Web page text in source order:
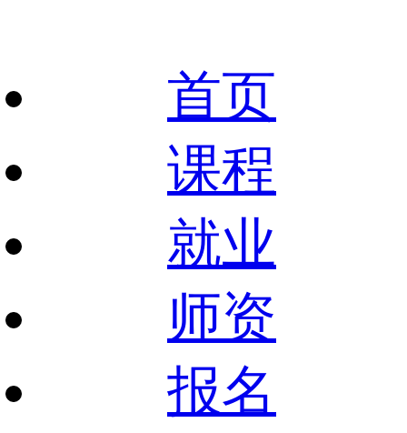
首页
课程
就业
师资
报名